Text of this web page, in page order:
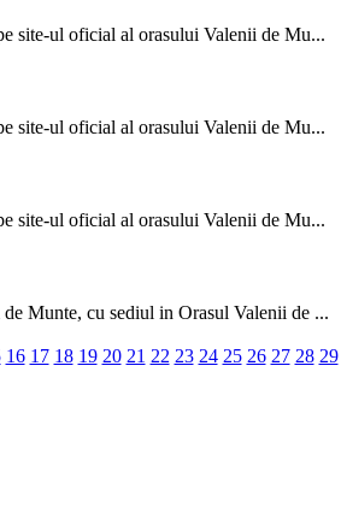
site-ul oficial al orasului Valenii de Mu...
site-ul oficial al orasului Valenii de Mu...
site-ul oficial al orasului Valenii de Mu...
Munte, cu sediul in Orasul Valenii de ...
16 17 18 19 20 21 22 23 24 25 26 27 28 29